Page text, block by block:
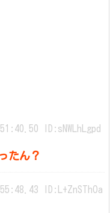
ID:sNWLhLgpd
たん？
ID:L+ZnSThOa